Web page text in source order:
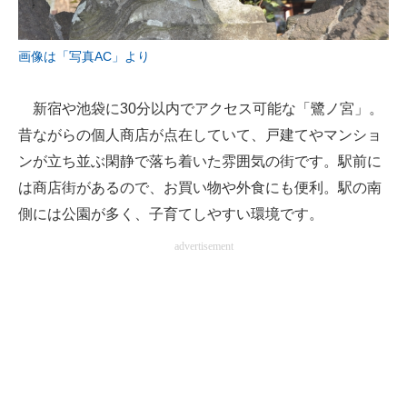
画像は 「写真AC」より
新宿や池袋に30分以内でアクセス可能な「鷺ノ宮」。
昔ながらの個人商店が点在していて、戸建てやマンショ
ンが立ち並ぶ閑静で落ち着いた雰囲気の街です。駅前に
は商店街があるので、お買い物や外食にも便利。駅の南
側には公園が多く、子育てしやすい環境です。
advertisement